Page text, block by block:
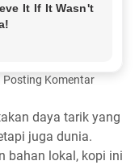
Sensasi
Posting Komentar
daya tarik yang
juga dunia.
bahan lokal, kopi ini